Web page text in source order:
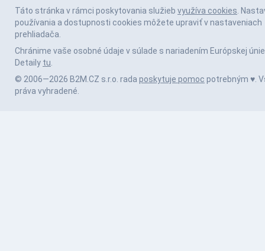
Táto stránka v rámci poskytovania služieb využíva cookies.
používania a dostupnosti cookies môžete upraviť v nastaveniach
prehliadača.
Chránime vaše osobné údaje v súlade s nariadením Európskej únie
Detaily tu.
© 2006—2026 B2M.CZ s.r.o. rada poskytuje pomoc potrebným ♥️.
práva vyhradené.